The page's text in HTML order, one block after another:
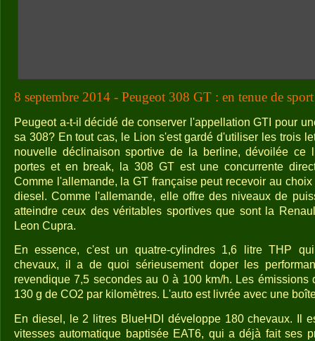
8 septembre 2014 - Peugeot 308 GT : en tenue de
Peugeot a-t-il décidé de conserver l'appellation GTI pour
sa 308? En tout cas, le Lion s'est gardé d'utiliser les trois
nouvelle déclinaison sportive de la berline, dévoilée ce
portes et en break, la 308 GT est une concurrente
Comme l'allemande, la GT française peut recevoir au
diesel. Comme l'allemande, elle offre des niveaux de
atteindre ceux des véritables sportives que sont la
Leon Cupra.
En essence, c'est un quatre-cylindres 1,6 litre THP
chevaux, il a de quoi sérieusement doper les
revendique 7,5 secondes au 0 à 100 km/h. Les émissions
130 g de CO2 par kilomètres. L'auto est livrée avec une
En diesel, le 2 litres BlueHDI développe 180 chevaux. Il
vitesses automatique baptisée EAT6, qui a déjà fait ses